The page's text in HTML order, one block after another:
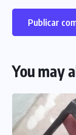
You may